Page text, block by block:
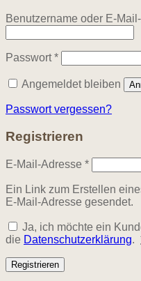
Benutzername oder E-
Passwort*Erforderlich
Angemeldet bleiben
Passwort vergessen?
Registrieren
E-Mail-Adresse *Erforderlich
Ein Link zum Erstellen
E-Mail-Adresse gesendet.
Ja, ich möchte ein
die Datenschutzerklärung.
Registrieren